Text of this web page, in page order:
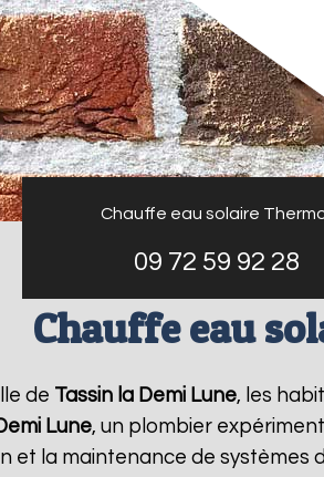
Chauffe eau solaire
09 72 59 92 28
Chauffe eau
de Tassin la Demi Lune, les
Lune, un plombier
et la maintenance de systèmes